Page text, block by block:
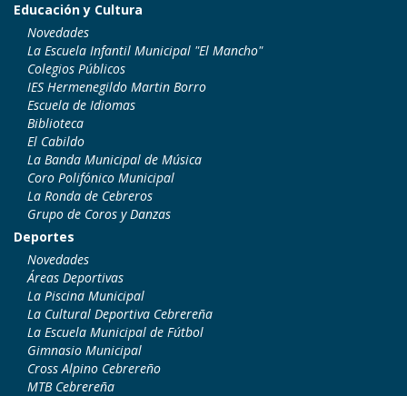
Educación y Cultura
Novedades
La Escuela Infantil Municipal "El Mancho"
Colegios Públicos
IES Hermenegildo Martin Borro
Escuela de Idiomas
Biblioteca
El Cabildo
La Banda Municipal de Música
Coro Polifónico Municipal
La Ronda de Cebreros
Grupo de Coros y Danzas
Deportes
Novedades
Áreas Deportivas
La Piscina Municipal
La Cultural Deportiva Cebrereña
La Escuela Municipal de Fútbol
Gimnasio Municipal
Cross Alpino Cebrereño
MTB Cebrereña